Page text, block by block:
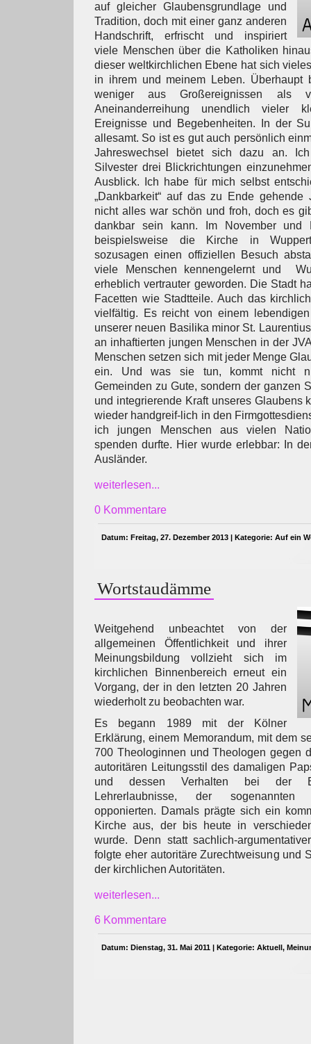
auf gleicher Glaubensgrundlage und
Tradition, doch mit einer ganz anderen
Handschrift, erfrischt und inspiriert
viele Menschen über die Katholiken
dieser weltkirchlichen Ebene hat sich
in ihrem und meinem Leben. Überhaupt
weniger aus Großereignissen als
Aneinanderreihung unendlich vieler
Ereignisse und Begebenheiten. In der
allesamt. So ist es gut auch persönlich
Jahreswechsel bietet sich dazu an.
Silvester drei Blickrichtungen
Ausblick. Ich habe für mich selbst
„Dankbarkeit“ auf das zu Ende
nicht alles war schön und froh, doch es
dankbar sein kann. Im November und
beispielsweise die Kirche in
sozusagen einen offiziellen Besuch
viele Menschen kennengelernt und
erheblich vertrauter geworden. Die Stadt
Facetten wie Stadtteile. Auch das
vielfältig. Es reicht von einem
unserer neuen Basilika minor St.
an inhaftierten jungen Menschen in der
Menschen setzen sich mit jeder Menge
ein. Und was sie tun, kommt nicht
Gemeinden zu Gute, sondern der ganzen
und integrierende Kraft unseres Glaubens
wieder handgreif-lich in den
ich jungen Menschen aus vielen
spenden durfte. Hier wurde erlebbar: In
Ausländer.
weiterlesen...
0 Kommentare
Datum: Freitag, 27. Dezember 2013 | Kategorie: Auf ein
Wortstaudämme
Weitgehend unbeachtet von der
allgemeinen Öffentlichkeit und ihrer
Meinungsbildung vollzieht sich im
kirchlichen Binnenbereich erneut ein
Vorgang, der in den letzten 20 Jahren
wiederholt zu beobachten war.
Es begann 1989 mit der Kölner
Erklärung, einem Memorandum, mit dem
700 Theologinnen und Theologen gegen
autoritären Leitungsstil des damaligen
und dessen Verhalten bei der
Lehrerlaubnisse, der sogenannten
opponierten. Damals prägte sich ein
Kirche aus, der bis heute in
wurde. Denn statt sachlich-
folgte eher autoritäre Zurechtweisung und
der kirchlichen Autoritäten.
weiterlesen...
6 Kommentare
Datum: Dienstag, 31. Mai 2011 | Kategorie: Aktuell,